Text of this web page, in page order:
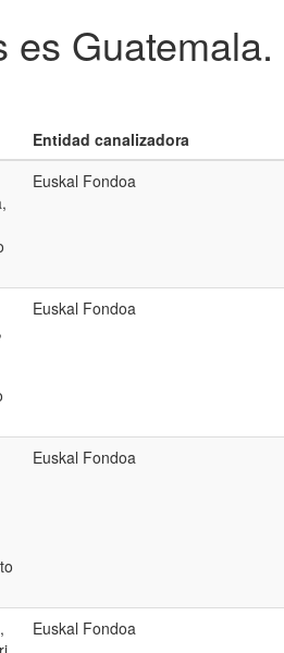
es Guatemala.
Entidad canalizadora
Euskal Fondoa
Euskal Fondoa
Euskal Fondoa
Euskal Fondoa